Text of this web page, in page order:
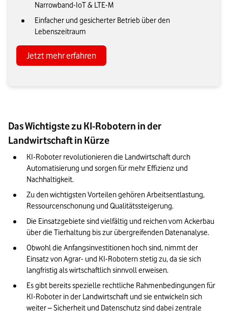
Narrowband-IoT & LTE-M
Einfacher und gesicherter Betrieb über den
Lebenszeitraum
Jetzt mehr erfahren
Das Wichtigste zu KI-Robotern in der
Landwirtschaft in Kürze
KI-Roboter revolutionieren die Landwirtschaft durch
Automatisierung und sorgen für mehr Effizienz und
Nachhaltigkeit.
Zu den wichtigsten Vorteilen gehören Arbeitsentlastung,
Ressourcenschonung und Qualitätssteigerung.
Die Einsatzgebiete sind vielfältig und reichen vom Ackerbau
über die Tierhaltung bis zur übergreifenden Datenanalyse.
Obwohl die Anfangsinvestitionen hoch sind, nimmt der
Einsatz von Agrar- und KI-Robotern stetig zu, da sie sich
langfristig als wirtschaftlich sinnvoll erweisen.
Es gibt bereits spezielle rechtliche Rahmenbedingungen für
KI-Roboter in der Landwirtschaft und sie entwickeln sich
weiter – Sicherheit und Datenschutz sind dabei zentrale